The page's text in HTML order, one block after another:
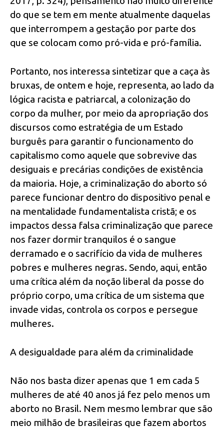
do que se tem em mente atualmente daquelas
que interrompem a gestação por parte dos
que se colocam como pró-vida e pró-família.
Portanto, nos interessa sintetizar que a caça às
bruxas, de ontem e hoje, representa, ao lado da
lógica racista e patriarcal, a colonização do
corpo da mulher, por meio da apropriação dos
discursos como estratégia de um Estado
burguês para garantir o funcionamento do
capitalismo como aquele que sobrevive das
desiguais e precárias condições de existência
da maioria. Hoje, a criminalização do aborto só
parece funcionar dentro do dispositivo penal e
na mentalidade fundamentalista cristã; e os
impactos dessa falsa criminalização que parece
nos fazer dormir tranquilos é o sangue
derramado e o sacrifício da vida de mulheres
pobres e mulheres negras. Sendo, aqui, então
uma crítica além da noção liberal da posse do
próprio corpo, uma crítica de um sistema que
invade vidas, controla os corpos e persegue
mulheres.
A desigualdade para além da criminalidade
Não nos basta dizer apenas que 1 em cada 5
mulheres de até 40 anos já fez pelo menos um
aborto no Brasil. Nem mesmo lembrar que são
meio milhão de brasileiras que fazem abortos